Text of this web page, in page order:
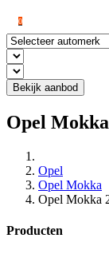
0
Bekijk aanbod
Opel
Opel
Opel Mokka
Opel Mokka
Producten